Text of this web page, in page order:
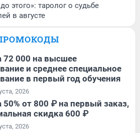
этого»: таролог о судьбе
в августе
72 000 на высшее
и среднее специальное
в первый год обучения
2026
50% от 800 ₽ на первый заказ,
скидка 600 ₽
2026